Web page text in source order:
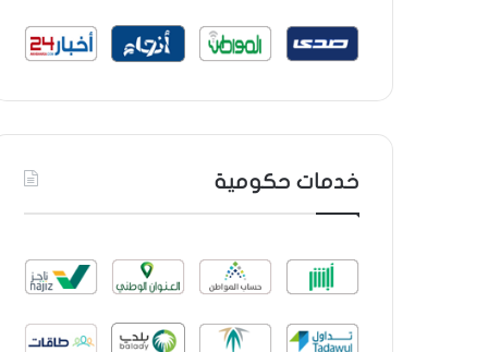
خدمات حكومية